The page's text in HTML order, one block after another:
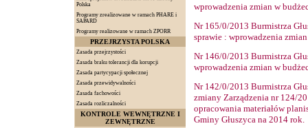
Polska
Programy zrealizowane w ramach PHARE i
SAPARD
Programy realizowane w ramach ZPORR
PRZEJRZYSTA POLSKA
Zasada przejrzystości
Zasada braku tolerancji dla korupcji
Zasada partycypacji społecznej
Zasada przewidywalności
Zasada fachowości
Zasada rozliczalności
KONTROLE WEWNĘTRZNE I
ZEWNĘTRZNE
wprowadzenia zmian w
Nr 165/0/2013 Burmistrza
sprawie: wprowadzenia
Nr 146/0/2013 Burmistrza
wprowadzenia zmian w
Nr 142/0/2013 Burmistrza
zmiany Zarządzenia nr 124/
opracowania materiałów
Gminy Głuszyca na 2014 rok.